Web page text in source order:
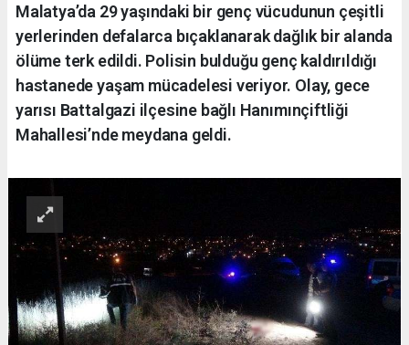
Malatya’da 29 yaşındaki bir genç vücudunun çeşitli
yerlerinden defalarca bıçaklanarak dağlık bir alanda
ölüme terk edildi. Polisin bulduğu genç kaldırıldığı
hastanede yaşam mücadelesi veriyor. Olay, gece
yarısı Battalgazi ilçesine bağlı Hanımınçiftliği
Mahallesi’nde meydana geldi.